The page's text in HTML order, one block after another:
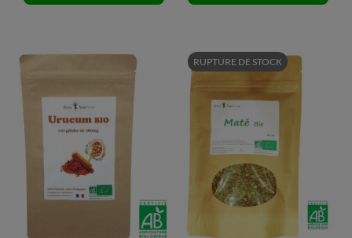
RUPTURE DE STOCK